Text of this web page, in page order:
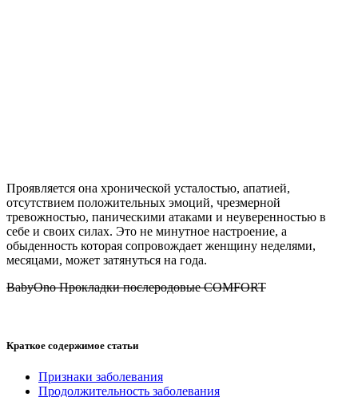
Проявляется она хронической усталостью, апатией,
отсутствием положительных эмоций, чрезмерной
тревожностью, паническими атаками и неуверенностью в
себе и своих силах. Это не минутное настроение, а
обыденность которая сопровождает женщину неделями,
месяцами, может затянуться на года.
BabyOno Прокладки послеродовые COMFORT
Краткое содержимое статьи
Признаки заболевания
Продолжительность заболевания